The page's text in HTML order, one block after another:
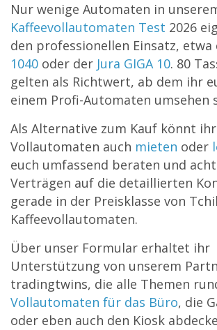
Nur wenige Automaten in
Kaffeevollautomaten Test 2026
den professionellen Einsatz, etwa
1040 oder der Jura GIGA 10. 80
gelten als Richtwert, ab dem ihr
einem Profi-Automaten umsehen
Als Alternative zum Kauf könnt
Vollautomaten auch mieten oder
euch umfassend beraten und
Verträgen auf die detaillierten
gerade in der Preisklasse von
Kaffeevollautomaten.
Über unser Formular erhaltet ihr
Unterstützung von unserem
tradingtwins, die alle Themen
Vollautomaten für das Büro, die
oder eben auch den Kiosk